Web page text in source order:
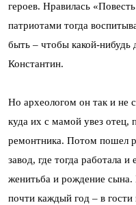
героев. Нравилась
патриотами тогда
быть – чтобы какой-нибудь
Константин.
Но археологом он так и не
куда их с мамой увез отец,
ремонтника. Потом пошел
завод, где тогда работала
женитьба и рождение
почти каждый год – в гости